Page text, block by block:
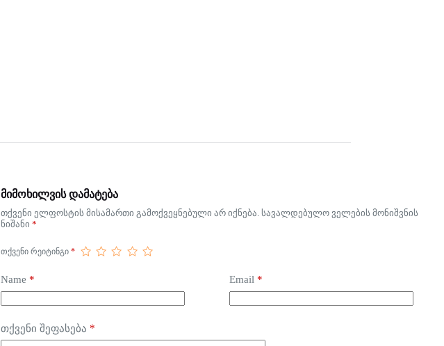
მიმოხილვის დამატება
თქვენი ელფოსტის მისამართი გამოქვეყნებული არ იქნება. სავალდებულო ველების მონიშვნის
ნიშანი *
ᲗᲥᲕᲔᲜᲘ ᲠᲔᲘᲢᲘᲜᲒᲘ *
Name * Email *
თქვენი შეფასება *